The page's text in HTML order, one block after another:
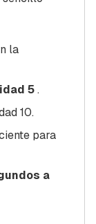
la
5.
10.
para
a